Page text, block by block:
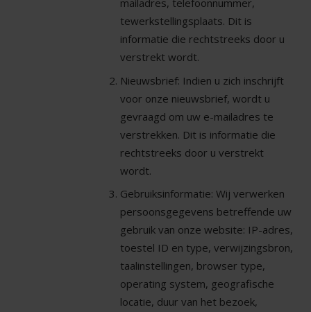
mailadres, telefoonnummer,
tewerkstellingsplaats. Dit is
informatie die rechtstreeks door u
verstrekt wordt.
Nieuwsbrief: Indien u zich inschrijft
voor onze nieuwsbrief, wordt u
gevraagd om uw e-mailadres te
verstrekken. Dit is informatie die
rechtstreeks door u verstrekt
wordt.
Gebruiksinformatie: Wij verwerken
persoonsgegevens betreffende uw
gebruik van onze website: IP-adres,
toestel ID en type, verwijzingsbron,
taalinstellingen, browser type,
operating system, geografische
locatie, duur van het bezoek,